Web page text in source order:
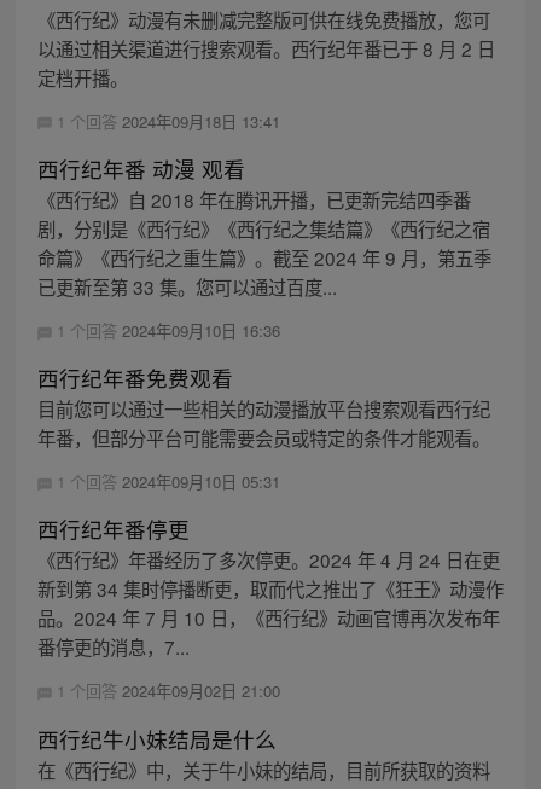
《西行纪》动漫有未删减完整版可供在线免费播放，您可
以通过相关渠道进行搜索观看。西行纪年番已于 8 月 2 日
定档开播。
1 个回答 2024年09月18日 13:41
西行纪年番 动漫 观看
《西行纪》自 2018 年在腾讯开播，已更新完结四季番
剧，分别是《西行纪》《西行纪之集结篇》《西行纪之宿
命篇》《西行纪之重生篇》。截至 2024 年 9 月，第五季
已更新至第 33 集。您可以通过百度...
1 个回答 2024年09月10日 16:36
西行纪年番免费观看
目前您可以通过一些相关的动漫播放平台搜索观看西行纪
年番，但部分平台可能需要会员或特定的条件才能观看。
1 个回答 2024年09月10日 05:31
西行纪年番停更
《西行纪》年番经历了多次停更。2024 年 4 月 24 日在更
新到第 34 集时停播断更，取而代之推出了《狂王》动漫作
品。2024 年 7 月 10 日，《西行纪》动画官博再次发布年
番停更的消息，7...
1 个回答 2024年09月02日 21:00
西行纪牛小妹结局是什么
在《西行纪》中，关于牛小妹的结局，目前所获取的资料